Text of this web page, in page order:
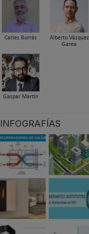
Carles Borrás
Alberto Vázquez
Garea
Gaspar Martín
INFOGRAFÍAS